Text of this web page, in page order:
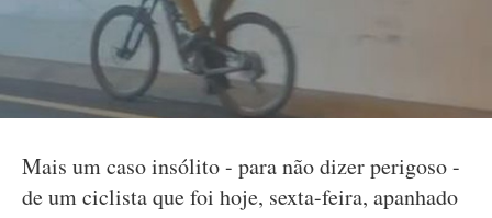
Mais um caso insólito - para não dizer perigoso -
de um ciclista que foi hoje, sexta-feira, apanhado